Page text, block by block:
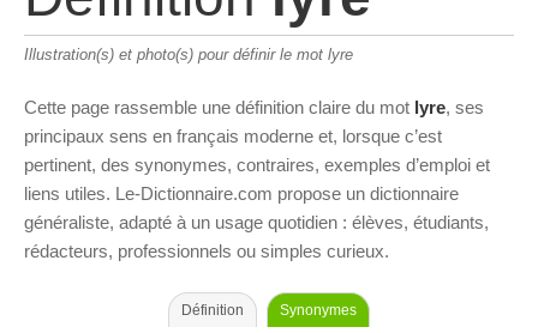
Illustration(s) et photo(s) pour définir le mot lyre
Cette page rassemble une définition claire du mot lyre, ses
principaux sens en français moderne et, lorsque c’est
pertinent, des synonymes, contraires, exemples d’emploi et
liens utiles. Le-Dictionnaire.com propose un dictionnaire
généraliste, adapté à un usage quotidien : élèves, étudiants,
rédacteurs, professionnels ou simples curieux.
Définition Synonymes